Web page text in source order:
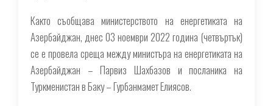
Както съобщава министерството на енергетиката на
Азербайджан, днес 03 ноември 2022 година (четвъртък)
се е провела среща между министъра на енергетиката на
Азербайджан – Парвиз Шахбазов и посланика на
Туркменистан в Баку – Гурбанмамет Елиясов.